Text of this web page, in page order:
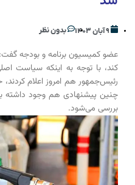
۹ آبان ۱۴۰۳ بدون نظر
عضو کمیسیون برنامه و بودجه گفت:
کند، با توجه به اینکه سیاست
رئیس‌جمهور هم امروز اعلام
چنین پیشنهادی هم وجود داشته
بررسی می‌شود.